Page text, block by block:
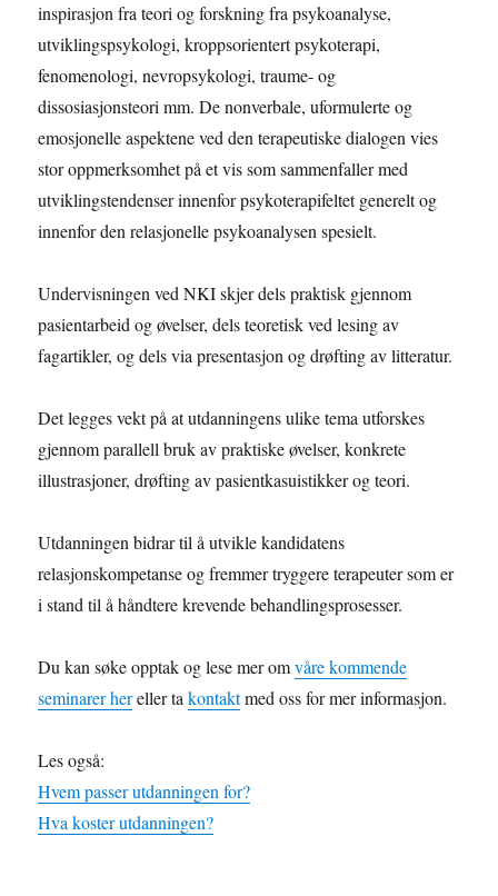
inspirasjon fra teori og forskning fra psykoanalyse,
utviklingspsykologi, kroppsorientert psykoterapi,
fenomenologi, nevropsykologi, traume- og
dissosiasjonsteori mm. De nonverbale, uformulerte og
emosjonelle aspektene ved den terapeutiske dialogen vies
stor oppmerksomhet på et vis som sammenfaller med
utviklingstendenser innenfor psykoterapifeltet generelt og
innenfor den relasjonelle psykoanalysen spesielt.
Undervisningen ved NKI skjer dels praktisk gjennom
pasientarbeid og øvelser, dels teoretisk ved lesing av
fagartikler, og dels via presentasjon og drøfting av litteratur.
Det legges vekt på at utdanningens ulike tema utforskes
gjennom parallell bruk av praktiske øvelser, konkrete
illustrasjoner, drøfting av pasientkasuistikker og teori.
Utdanningen bidrar til å utvikle kandidatens
relasjonskompetanse og fremmer tryggere terapeuter som er
i stand til å håndtere krevende behandlingsprosesser.
Du kan søke opptak og lese mer omvåre kommende
seminarer hereller takontaktmed oss for mer informasjon.
Les også:
Hvem passer utdanningen for?
Hva koster utdanningen?